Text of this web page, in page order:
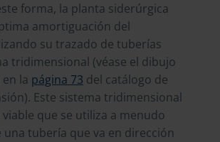
forma, la planta siderúrgica
amortiguación del
su trazado de tuberías
tridimensional (véase el dibujo
la página 73 del catálogo de
Este sistema tridimensional
que se utiliza a menudo
una tubería que va en dirección